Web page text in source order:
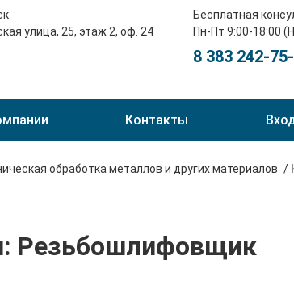
улица, 25, этаж 2, оф. 24
Бесплатная
Пн-Пт 9:00-18:00
8 383 242-
Контакты
обработка металлов и других материалов
Резьбошлифовщик